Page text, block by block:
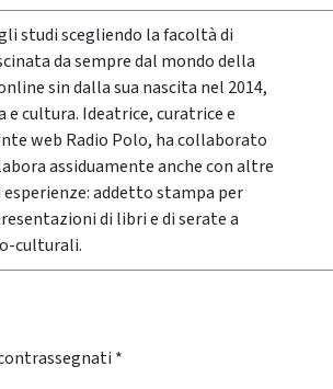
studi scegliendo la facoltà di
da sempre dal mondo della
sin dalla sua nascita nel 2014,
cultura. Ideatrice, curatrice e
web Radio Polo, ha collaborato
assiduamente anche con altre
addetto stampa per
di libri e di serate a
culturali.
*